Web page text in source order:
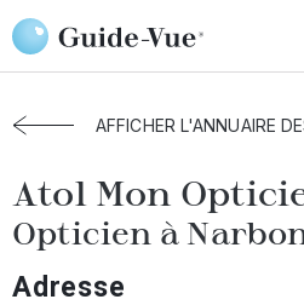
Aller au contenu principal
Accueil Choisir mon opticien
Atol Mon Opticien Narbonne
AFFICHER L'ANNUAIRE
Atol Mon
Opticien à
Adresse